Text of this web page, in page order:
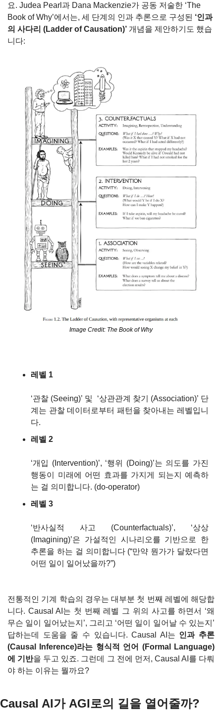
요. Judea Pearl과 Dana Mackenzie가 공동 저술한 ‘The
Book of Why’에서는, 세 단계의 인과 추론으로 구성된 ‘인과
의 사다리 (Ladder of Causation)’ 개념을 제안하기도 했습
니다:
Image Credit: The Book of Why
레벨 1
‘관찰 (Seeing)’ 및  ‘상관관계 찾기 (Association)’ 단
계는 관찰 데이터로부터 패턴을 찾아내는 레벨입니
다.
레벨 2
‘개입 (Intervention)’, ‘행위 (Doing)’는 의도를 가진
행동이 미래에 어떤 효과를 가지게 되는지 예측하
는 걸 의미합니다. (do-operator)
레벨 3
‘반사실적 사고 (Counterfactuals)’, ‘상상
(Imagining)’은 가설적인 시나리오를 기반으로 한
추론을 하는 걸 의미합니다 (“만약 뭔가가 달랐다면
어떤 일이 일어났을까?”)
전통적인 기계 학습의 경우는 대부분 첫 번째 레벨에 해당합
니다. Causal AI는 첫 번째 레벨 그 위의 사고를 하면서 ‘왜
무슨 일이 일어났는지’, 그리고 ‘어떤 일이 일어날 수 있는지’
답하는데 도움을 줄 수 있습니다. Causal AI는 인과 추론
(Causal Inference)라는 형식적 언어 (Formal Language)
에 기반을 두고 있죠. 그런데 그 전에 먼저, Causal AI를 다뤄
야 하는 이유는 뭘까요?
Causal AI가 AGI로의 길을 열어줄까?